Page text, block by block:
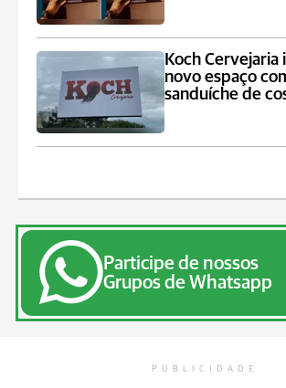
Koch Cervejaria
novo espaço
sanduíche de
Participe de nossos
Grupos de Whatsapp
PUBLICIDADE